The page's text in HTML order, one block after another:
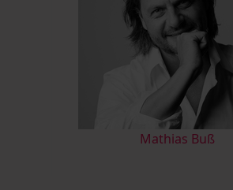
Mathias Buß